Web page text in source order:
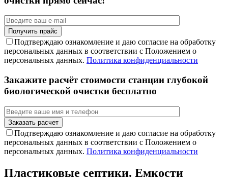
Подтверждаю ознакомление и даю согласие на обработку
персональных данных в соответствии с Положением о
персональных данных. Политика конфиденциальности
Закажите расчёт стоимости станции глубокой
биологической очистки бесплатно
Подтверждаю ознакомление и даю согласие на обработку
персональных данных в соответствии с Положением о
персональных данных. Политика конфиденциальности
Пластиковые септики. Емкости